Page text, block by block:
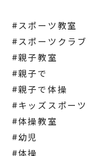
#スポーツ教室
#スポーツクラブ
#親子教室
#親子で
#親子で体操
#キッズスポーツ
#体操教室
#幼児
#体操